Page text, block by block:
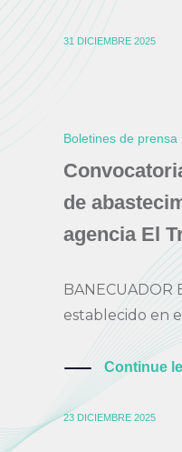
31 DICIEMBRE 2025
Boletines de prensa
de
agencia El
establecido en
Continue
23 DICIEMBRE 2025